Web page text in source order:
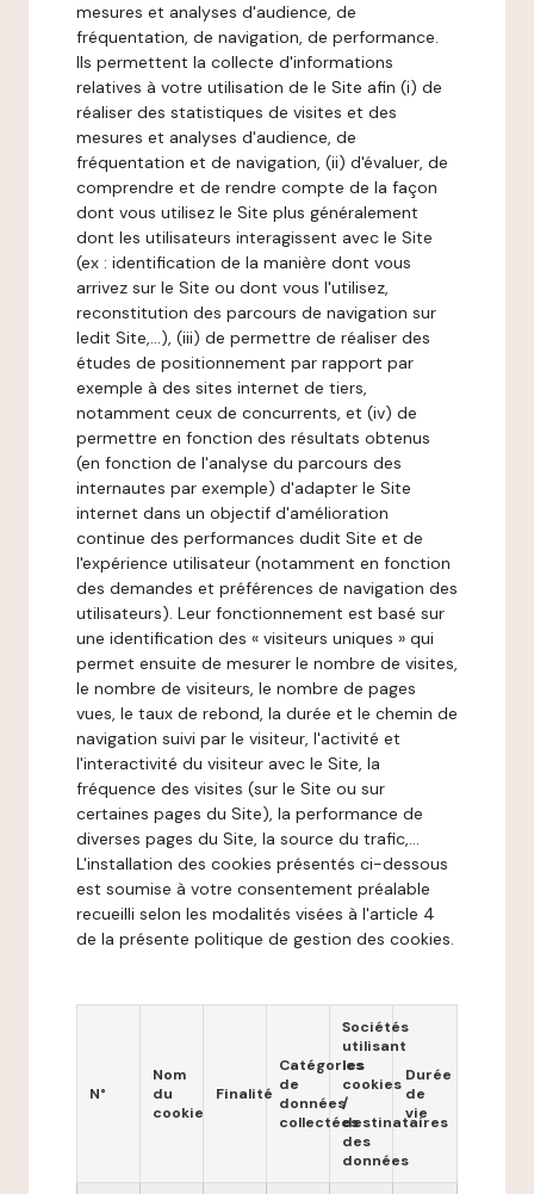
mesures et analyses d'audience, de
fréquentation, de navigation, de performance.
Ils permettent la collecte d'informations
relatives à votre utilisation de le Site afin (i) de
réaliser des statistiques de visites et des
mesures et analyses d'audience, de
fréquentation et de navigation, (ii) d'évaluer, de
comprendre et de rendre compte de la façon
dont vous utilisez le Site plus généralement
dont les utilisateurs interagissent avec le Site
(ex : identification de la manière dont vous
arrivez sur le Site ou dont vous l'utilisez,
reconstitution des parcours de navigation sur
ledit Site,...), (iii) de permettre de réaliser des
études de positionnement par rapport par
exemple à des sites internet de tiers,
notamment ceux de concurrents, et (iv) de
permettre en fonction des résultats obtenus
(en fonction de l'analyse du parcours des
internautes par exemple) d'adapter le Site
internet dans un objectif d'amélioration
continue des performances dudit Site et de
l'expérience utilisateur (notamment en fonction
des demandes et préférences de navigation des
utilisateurs). Leur fonctionnement est basé sur
une identification des « visiteurs uniques » qui
permet ensuite de mesurer le nombre de visites,
le nombre de visiteurs, le nombre de pages
vues, le taux de rebond, la durée et le chemin de
navigation suivi par le visiteur, l'activité et
l'interactivité du visiteur avec le Site, la
fréquence des visites (sur le Site ou sur
certaines pages du Site), la performance de
diverses pages du Site, la source du trafic,...
L'installation des cookies présentés ci-dessous
est soumise à votre consentement préalable
recueilli selon les modalités visées à l'article 4
de la présente politique de gestion des cookies.
N°
Nom
du
cookie
Finalité
Catégories
de
données
collectées
Sociétés
utilisant
les
cookies
/
destinataires
des
données
Durée
de
vie